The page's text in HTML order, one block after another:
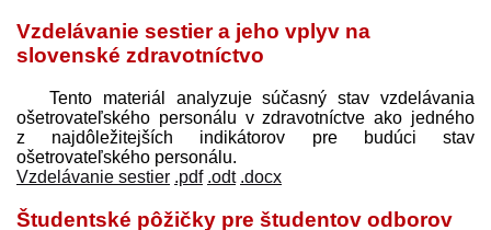
Vzdelávanie sestier a jeho vplyv na
slovenské zdravotníctvo
Tento materiál analyzuje súčasný stav vzdelávania
ošetrovateľského personálu v zdravotníctve ako jedného
z najdôležitejších indikátorov pre budúci stav
ošetrovateľského personálu.
Vzdelávanie sestier .pdf .odt .docx
Študentské pôžičky pre študentov odborov